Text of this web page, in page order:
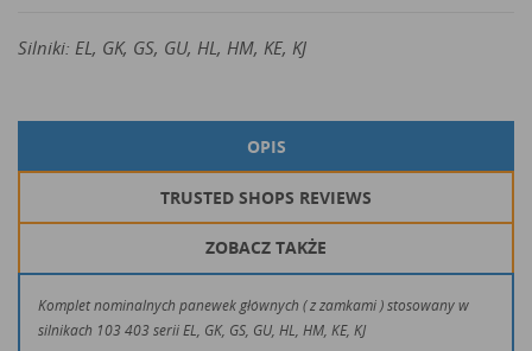
Silniki: EL, GK, GS, GU, HL, HM, KE, KJ
OPIS
TRUSTED SHOPS REVIEWS
ZOBACZ TAKŻE
Komplet nominalnych panewek głównych ( z zamkami ) stosowany w
silnikach 103 403 serii EL, GK, GS, GU, HL, HM, KE, KJ